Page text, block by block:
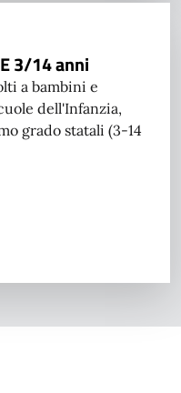
3/14 anni
a bambini e
dell'Infanzia,
grado statali (3-14